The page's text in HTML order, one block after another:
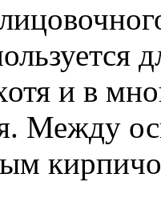
и в
Между